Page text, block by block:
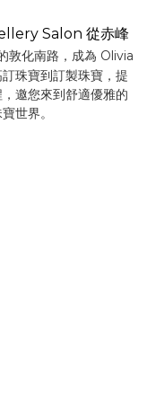
Salon 從赤峰
敦化南路，成為 Olivia
珠寶到訂製珠寶，提
邀您來到舒適優雅的
世界。